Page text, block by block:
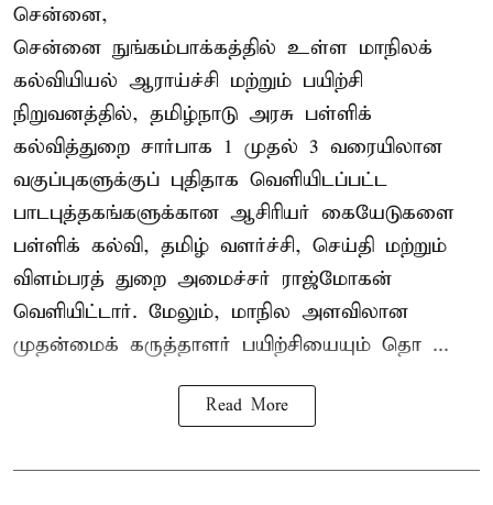
சென்னை,
சென்னை நுங்கம்பாக்கத்தில் உள்ள மாநிலக்
கல்வியியல் ஆராய்ச்சி மற்றும் பயிற்சி
நிறுவனத்தில், தமிழ்நாடு அரசு பள்ளிக்
கல்வித்துறை சார்பாக 1 முதல் 3 வரையிலான
வகுப்புகளுக்குப் புதிதாக வெளியிடப்பட்ட
பாடபுத்தகங்களுக்கான ஆசிரியர் கையேடுகளை
பள்ளிக் கல்வி, தமிழ் வளர்ச்சி, செய்தி மற்றும்
விளம்பரத் துறை அமைச்சர் ராஜ்மோகன்
வெளியிட்டார். மேலும், மாநில அளவிலான
முதன்மைக் கருத்தாளர் பயிற்சியையும் தொ ...
Read More